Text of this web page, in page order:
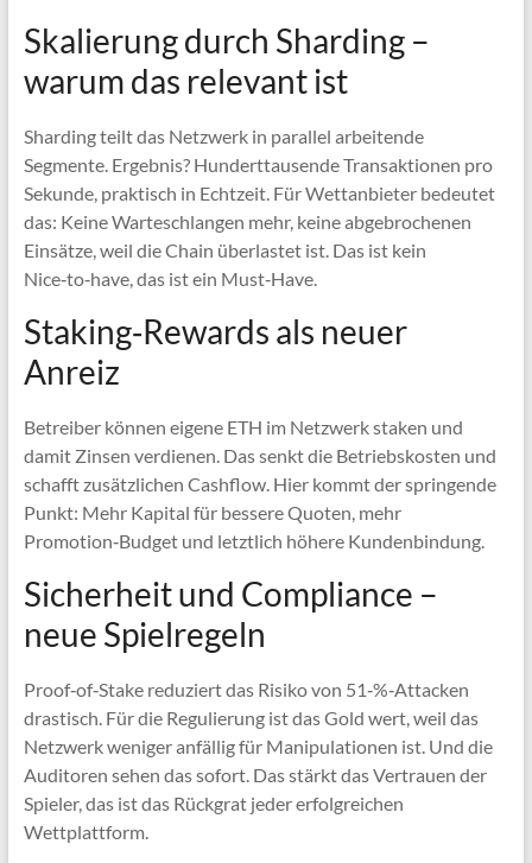
Skalierung durch Sharding –
warum das relevant ist
Sharding teilt das Netzwerk in parallel arbeitende
Segmente. Ergebnis? Hunderttausende Transaktionen pro
Sekunde, praktisch in Echtzeit. Für Wettanbieter bedeutet
das: Keine Warteschlangen mehr, keine abgebrochenen
Einsätze, weil die Chain überlastet ist. Das ist kein
Nice‑to‑have, das ist ein Must‑Have.
Staking‑Rewards als neuer
Anreiz
Betreiber können eigene ETH im Netzwerk staken und
damit Zinsen verdienen. Das senkt die Betriebskosten und
schafft zusätzlichen Cashflow. Hier kommt der springende
Punkt: Mehr Kapital für bessere Quoten, mehr
Promotion‑Budget und letztlich höhere Kundenbindung.
Sicherheit und Compliance –
neue Spielregeln
Proof‑of‑Stake reduziert das Risiko von 51‑%‑Attacken
drastisch. Für die Regulierung ist das Gold wert, weil das
Netzwerk weniger anfällig für Manipulationen ist. Und die
Auditoren sehen das sofort. Das stärkt das Vertrauen der
Spieler, das ist das Rückgrat jeder erfolgreichen
Wettplattform.